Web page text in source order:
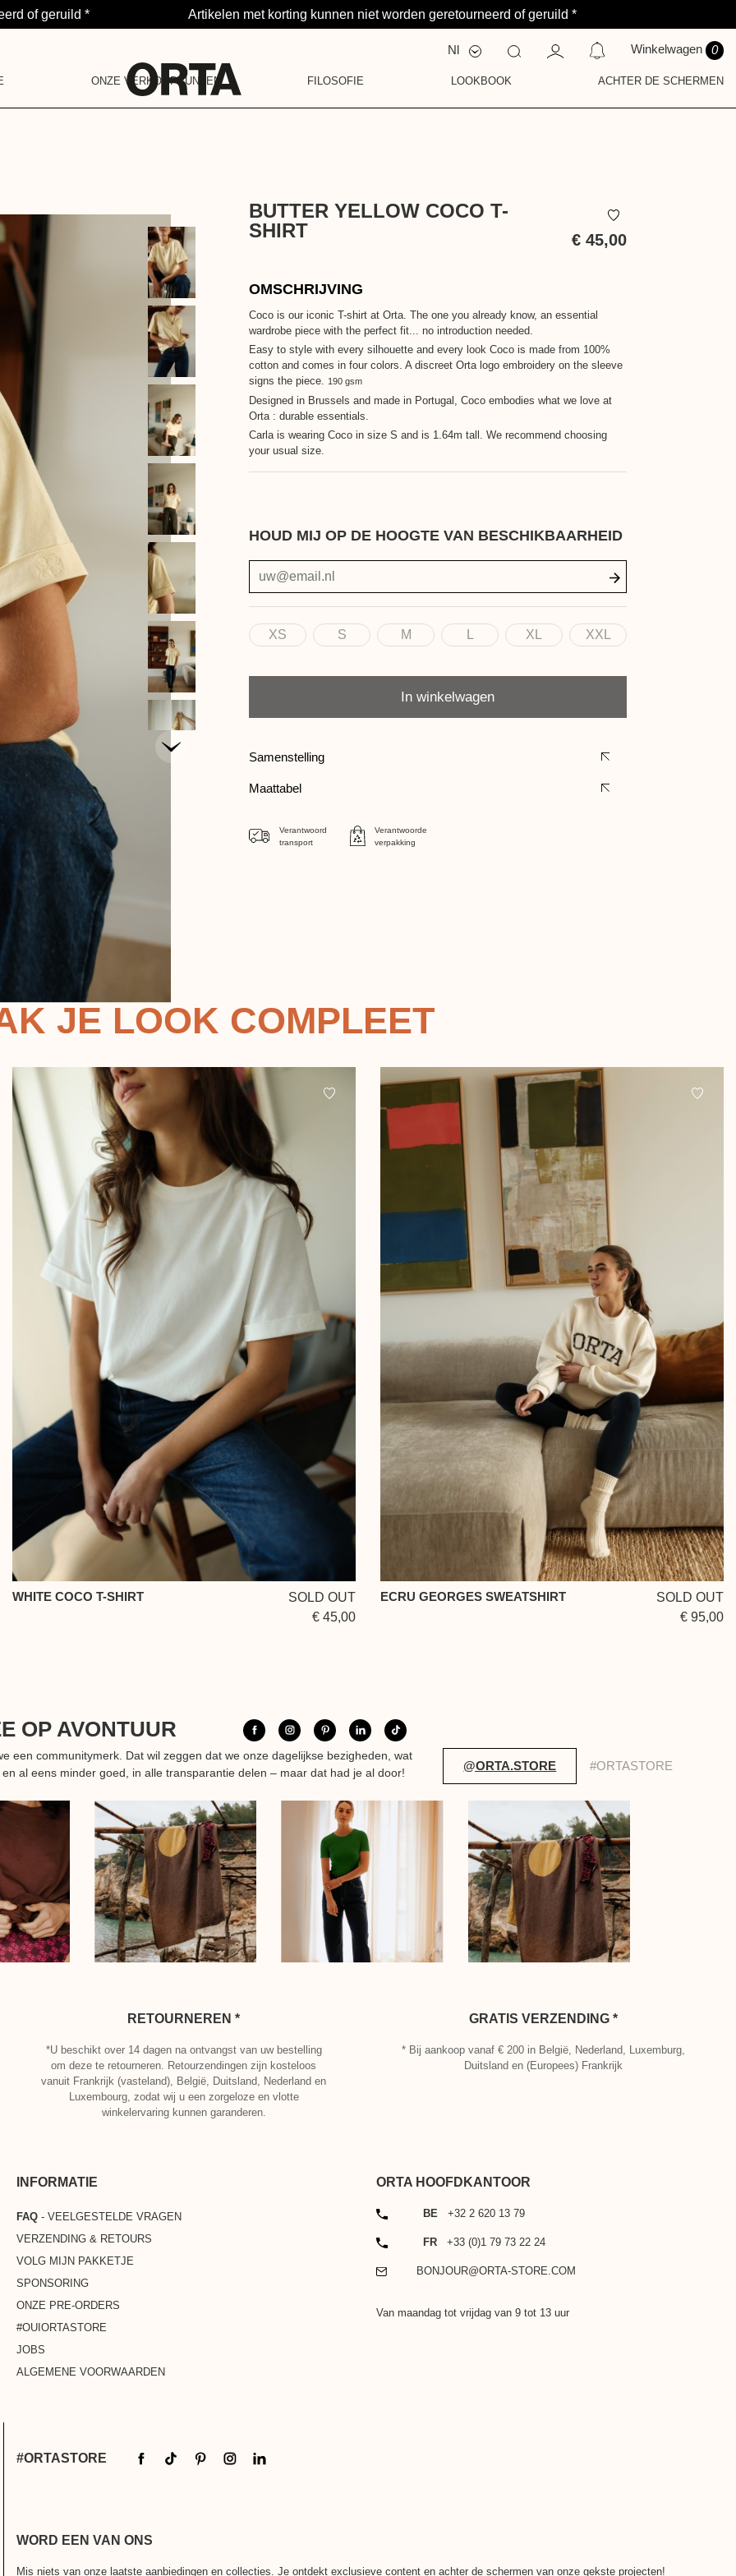
of geruild * Artikelen met korting kunnen niet worden geretourneerd of geruild *
Nl
En
NOTIFICATIES
Winkelwagen 0
ONZE VERKOOPPUNTEN
LA BARAQUE
FILOSOFIE
IN 5 PUNTEN
LOOKBOOK ACHTER DE SCHERMEN
BUTTER YELLOW COCO T-
SHIRT
€ 45,00
HOUD MIJ OP DE HOOGTE VAN BESCHIKBAARHEID
MaatXS S M L XL XXL
In winkelwagen
OMSCHRIJVING
Coco is our iconic T-shirt at Orta. The one you already know, an essential
wardrobe piece with the perfect fit... no introduction needed.
Easy to style with every silhouette and every look Coco is made from 100%
cotton and comes in four colors. A discreet Orta logo embroidery on the sleeve
signs the piece.190 gsm
Designed in Brussels and made in Portugal, Coco embodies what we love at
Orta : durable essentials.
Carla is wearing Coco in size S and is 1.64m tall. We recommend choosing
your usual size.
Samenstelling
Maattabel
Verantwoord
transport
Verantwoorde
verpakking
JE LOOK COMPLEET
WHITE COCO T-SHIRT
SOLD OUT
€ 45,00
ECRU GEORGES SWEATSHIRT
SOLD OUT
€ 95,00
OP AVONTUUR
een communitymerk. Dat wil zeggen dat we onze dagelijkse bezigheden, wat
al eens minder goed, in alle transparantie delen – maar dat had je al door!
@ORTA.STORE #ORTASTORE
RETOURNEREN *
*U beschikt over 14 dagen na ontvangst van uw bestelling
om deze te retourneren. Retourzendingen zijn kosteloos
vanuit Frankrijk (vasteland), België, Duitsland, Nederland en
Luxembourg, zodat wij u een zorgeloze en vlotte
winkelervaring kunnen garanderen.
GRATIS VERZENDING *
* Bij aankoop vanaf € 200 in België, Nederland, Luxemburg,
Duitsland en (Europees) Frankrijk
INFORMATIE
ALGEMENE VOORWAARDEN
VERZENDING & RETOURS
ONZE PRE-ORDERS
#OUIORTASTORE
SPONSORING
FAQ- VEELGESTELDE VRAGEN
VOLG MIJN PAKKETJE
JOBS
ORTA HOOFDKANTOOR
TELEFOON
BE +32 2 620 13 79
TELEFOON
FR +33 (0)1 79 73 22 24
EMAILBONJOUR@ORTA-STORE.COM
Van maandag tot vrijdag van 9 tot 13 uur
#ORTASTORE
WORD EEN VAN ONS
Mis niets van onze laatste aanbiedingen en collecties. Je ontdekt exclusieve content en achter de schermen van onze gekste projecten!